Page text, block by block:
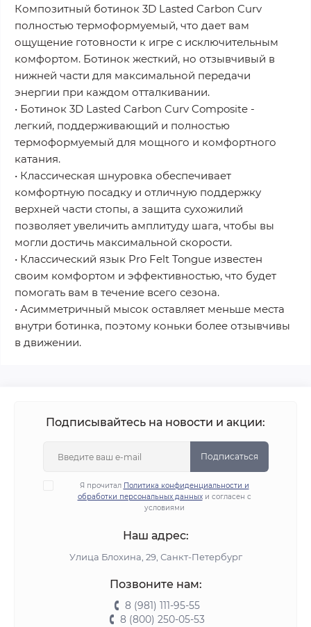
Композитный ботинок 3D Lasted Carbon Curv
полностью термоформуемый, что дает вам
ощущение готовности к игре с исключительным
комфортом. Ботинок жесткий, но отзывчивый в
нижней части для максимальной передачи
энергии при каждом отталкивании.
• Ботинок 3D Lasted Carbon Curv Composite -
легкий, поддерживающий и полностью
термоформуемый для мощного и комфортного
катания.
• Классическая шнуровка обеспечивает
комфортную посадку и отличную поддержку
верхней части стопы, а защита сухожилий
позволяет увеличить амплитуду шага, чтобы вы
могли достичь максимальной скорости.
• Классический язык Pro Felt Tongue известен
своим комфортом и эффективностью, что будет
помогать вам в течение всего сезона.
• Асимметричный мысок оставляет меньше места
внутри ботинка, поэтому коньки более отзывчивы
в движении.
Подписывайтесь на новости и акции:
Подписаться
Я прочитал Политика конфиденциальности и
обработки персональных данныхи согласен с
условиями
Наш адрес:
Улица Блохина, 29, Санкт-Петербург
Позвоните нам:
8 (981) 111-95-55
8 (800) 250-05-53